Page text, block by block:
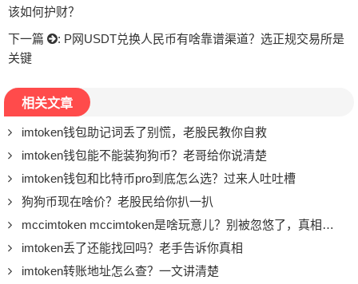
该如何护财？
下一篇
: P网USDT兑换人民币有啥靠谱渠道？选正规交易所是
关键
相关文章
imtoken钱包助记词丢了别慌，老股民教你自救
imtoken钱包能不能装狗狗币？老哥给你说清楚
imtoken钱包和比特币pro到底怎么选？过来人吐吐槽
狗狗币现在啥价？老股民给你扒一扒
mccimtoken mccimtoken是啥玩意儿？别被忽悠了，真相在这儿
imtoken丢了还能找回吗？老手告诉你真相
imtoken转账地址怎么查？一文讲清楚